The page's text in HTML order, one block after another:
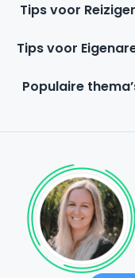
Tips voor
Tips voor
Populaire